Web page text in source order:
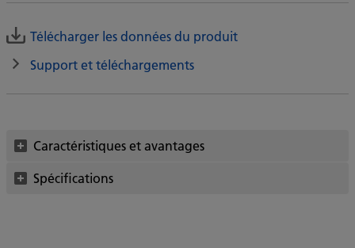
Télécharger les données du produit
Support et téléchargements
Caractéristiques et avantages
Spécifications